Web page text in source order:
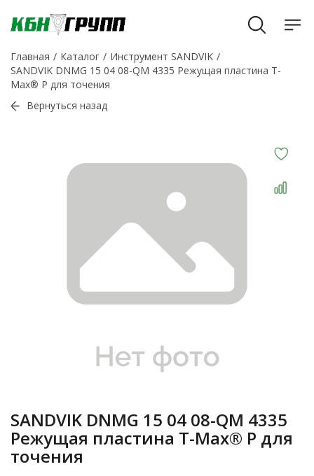
Главная Каталог
Инструмент SANDVIK
SANDVIK DNMG 15 04 08-QM 4335 Режущая пластина T-
Max® P для точения
Вернуться назад
SANDVIK DNMG 15 04 08-QM 4335
Режущая пластина T-Max® P для
точения